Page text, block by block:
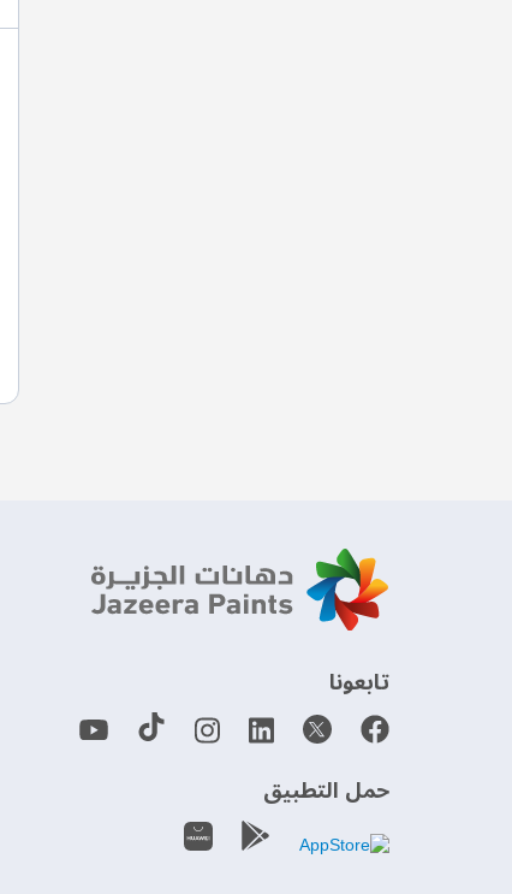
‫تابعونا‬
حمل التطبيق